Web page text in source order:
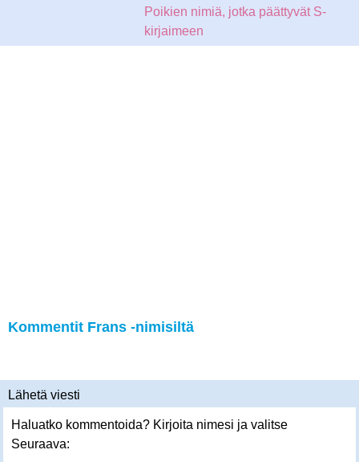
Poikien nimiä, jotka päättyvät S-
kirjaimeen
Kommentit Frans -nimisiltä
Lähetä viesti
Haluatko kommentoida? Kirjoita nimesi ja valitse
Seuraava: